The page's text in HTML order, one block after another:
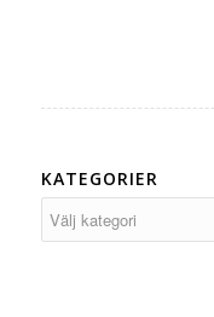
KATEGORIER